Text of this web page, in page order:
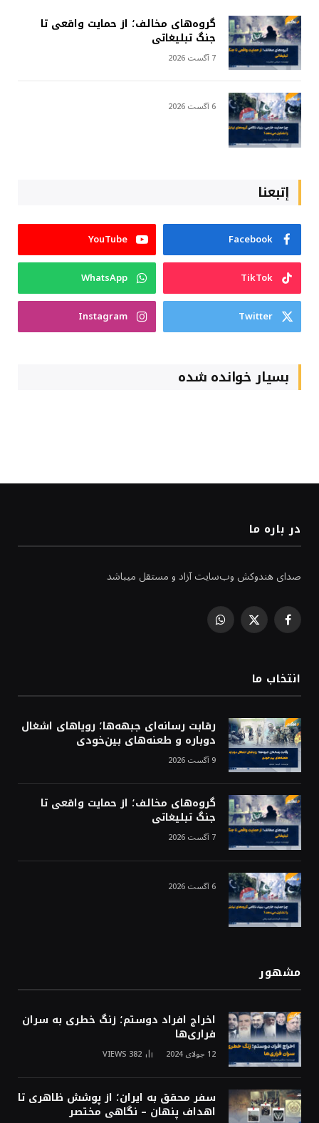
گروه‌های مخالف؛ از حمایت واقعی تا
جنگ تبلیغاتی
7 آگست 2026
6 آگست 2026
إتبعنا
Facebook
YouTube
TikTok
WhatsApp
Twitter
Instagram
بسیار خوانده شده
در باره ما
صدای هندوکش وب‌سایت آزاد و مستقل میباشد
Facebook
X
WhatsApp
انتخاب ما
رقابت رسانه‌ای جبهه‌ها؛ رویاهای اشغال
دوباره و طعنه‌های بین‌خودی
9 آگست 2026
گروه‌های مخالف؛ از حمایت واقعی تا
جنگ تبلیغاتی
7 آگست 2026
6 آگست 2026
مشهور
اخراج افراد دوستم؛ زنگ خطری به سران
فراری‌ها
12 جولای 2024 382
VIEWS
سفر محقق به ایران؛ از پوشش ظاهری تا
اهداف پنهان – نگاهی مختصر